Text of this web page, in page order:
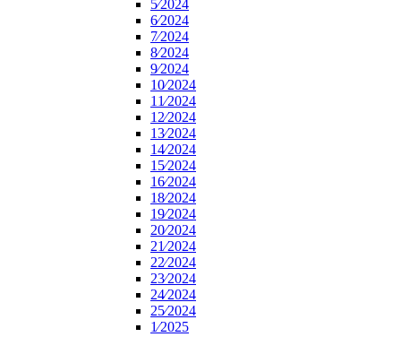
5⁄2024
6⁄2024
7⁄2024
8⁄2024
9⁄2024
10⁄2024
11⁄2024
12⁄2024
13⁄2024
14⁄2024
15⁄2024
16⁄2024
18⁄2024
19⁄2024
20⁄2024
21⁄2024
22⁄2024
23⁄2024
24⁄2024
25⁄2024
1⁄2025